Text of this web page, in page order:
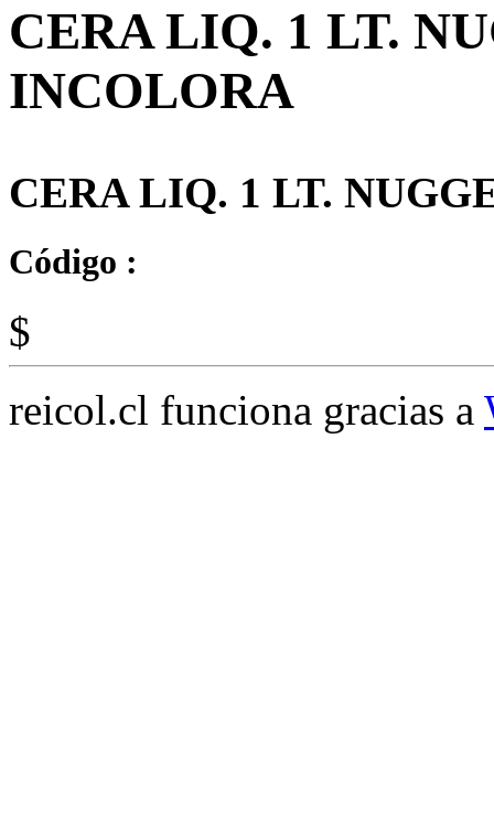
CERA LIQ. 1 LT.
INCOLORA
CERA LIQ. 1 LT.
Código :
$
reicol.cl funciona gracias a